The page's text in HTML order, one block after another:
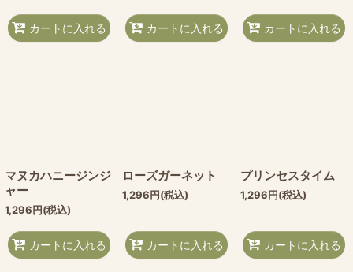
カートに入れる カートに入れる カートに入れる
マヌカハニージンジ
ャー
1,296円(税込)
カートに入れる
ローズガーネット
1,296円(税込)
カートに入れる
プリンセスタイム
1,296円(税込)
カートに入れる